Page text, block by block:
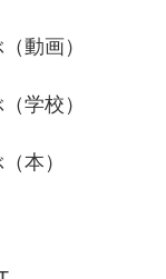
動画）
学校）
本）